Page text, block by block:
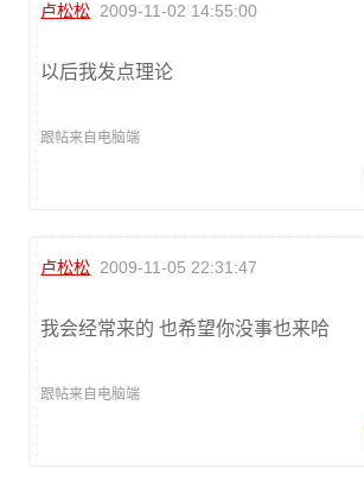
卢松松 2009-11-02 14:55:00
以后我发点理论
跟帖来自电脑端
卢松松 2009-11-05 22:31:47
我会经常来的 也希望你没事也来哈
跟帖来自电脑端